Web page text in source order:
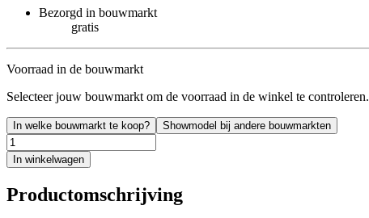
Bezorgd in bouwmarkt
gratis
Voorraad in de bouwmarkt
Selecteer jouw bouwmarkt om de voorraad in de winkel te controleren.
In welke bouwmarkt te koop? Showmodel bij andere bouwmarkten
In winkelwagen
Productomschrijving